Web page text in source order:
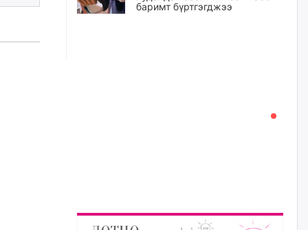
баримт бүртгэгджээ